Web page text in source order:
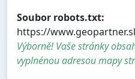
Soubor robots.txt:
https://
Výborně! Vaše stránky
vyplnénou adresou mapy